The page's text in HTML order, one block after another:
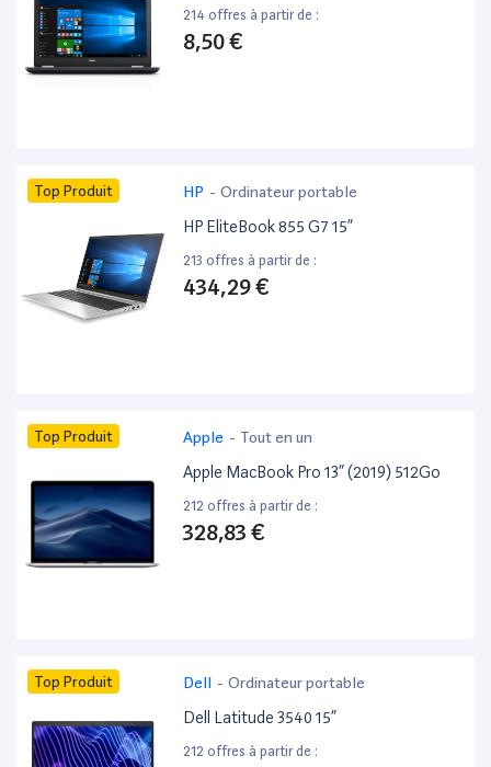
214 offres à partir de :
8,50 €
Top Produit HP - Ordinateur portable
HP EliteBook 855 G7 15”
213 offres à partir de :
434,29 €
Top Produit Apple - Tout en un
Apple MacBook Pro 13” (2019) 512Go
212 offres à partir de :
328,83 €
Top Produit Dell - Ordinateur portable
Dell Latitude 3540 15”
212 offres à partir de :